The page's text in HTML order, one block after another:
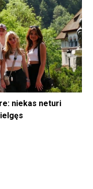
niekas neturi